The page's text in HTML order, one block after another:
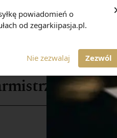
powiadomień o
od zegarkiipasja.pl.
Nie zezwalaj Zezwól
MAGAZYN